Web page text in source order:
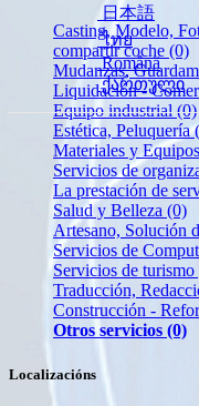
日本語
ไทย
Română
ქართული
Casting, Modelo,
compartir coche (0)
Mudanzas,
Liquidación -
Equipo industrial (0)
Estética, Peluquería
Materiales y
Servicios de
La prestación de
Salud y Belleza (0)
Artesano, Solución
Servicios de
Servicios de
Traducción,
Construcción -
Otros servicios (0)
Localizacións